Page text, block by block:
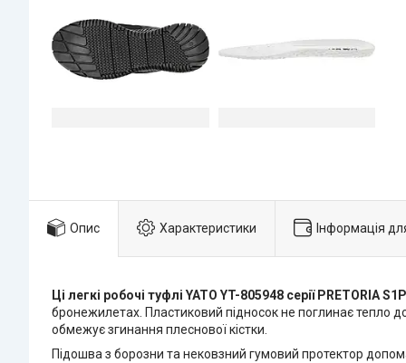
Опис Характеристики Інформація
Ці легкі робочі туфлі YATO YT-805948 серії PRETORIA
бронежилетах. Пластиковий підносок не поглинає тепло
обмежує згинання плеснової кістки.
Підошва з борозни та нековзний гумовий протектор